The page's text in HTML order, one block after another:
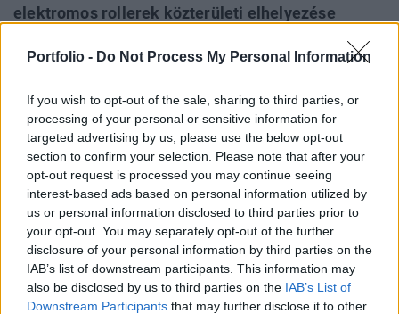
Portfolio - Do Not Process My Personal Information
If you wish to opt-out of the sale, sharing to third parties, or
processing of your personal or sensitive information for
targeted advertising by us, please use the below opt-out
section to confirm your selection. Please note that after your
opt-out request is processed you may continue seeing
interest-based ads based on personal information utilized by
us or personal information disclosed to third parties prior to
your opt-out. You may separately opt-out of the further
disclosure of your personal information by third parties on the
IAB’s list of downstream participants. This information may
also be disclosed by us to third parties on the IAB’s List of
Downstream Participants that may further disclose it to other
elektromos rollerek közterületi elhelyezése
bejegyzésében Karácsony Gergely. A
felében úgynevezett mikromobilitási pontokat
hoznak létre, ahol majd le szabad rakni a
használaton kívüli rollereket.
Property Investment Forum 2026A hazai ingatlanpiac
legnagyobb üzleti és networking találkozója! Idén a 22.
alkalommal!Információ és jelentkezésA főpolgármester
szerin az elektromos rollerek egyszerre jelentenek kihívást
és lehetőséget a nagyvárosoknak. Kihívás, mert egy
teljesen szabályozatlan területről beszélünk, és lehetőség,